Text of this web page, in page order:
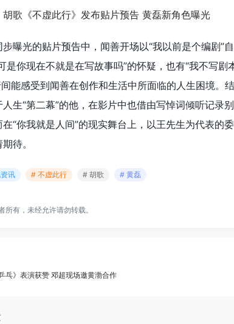
步曝光的贴片预告中，闻善开场以“我以前是个编剧”
是你现在不就是在写故事吗”的怀疑，也有“我不写剧
能感受到闻善在创作和生活中所面临的人生困境。
人生“第二幕”的他，在影片中也借由写悼词倾听记录
在“你我就是人间”的现实舞台上，以王先生为代表的
待。
讯 # 不虚此行 # 胡歌 # 黄磊
所有，未经允许请勿转载。
乓》表演获赞 邓超现场邀黄渤合作